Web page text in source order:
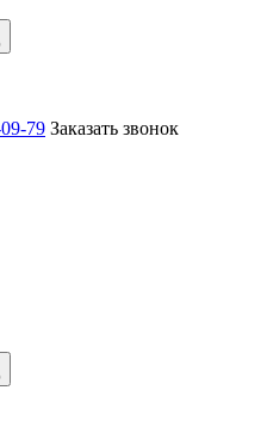
79 Заказать звонок